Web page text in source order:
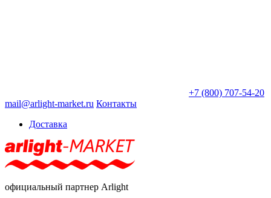
+7 (800) 707-54-20
mail@arlight-market.ru Контакты
Доставка
официальный партнер Arlight